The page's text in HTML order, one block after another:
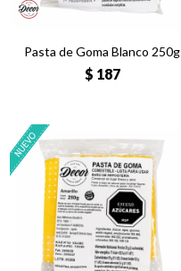
Pasta de Goma Blanco 250g
$ 187